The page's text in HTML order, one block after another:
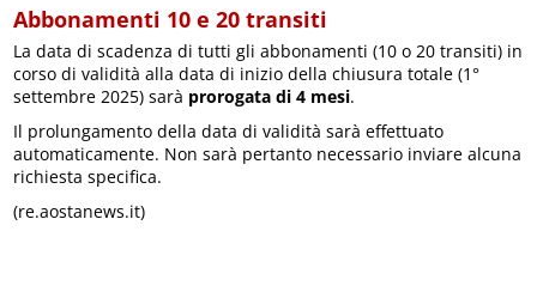
Abbonamenti 10 e 20 transiti
La data di scadenza di tutti gli abbonamenti (10 o 20 transiti) in
corso di validità alla data di inizio della chiusura totale (1°
settembre 2025) sarà prorogata di 4 mesi.
Il prolungamento della data di validità sarà effettuato
automaticamente. Non sarà pertanto necessario inviare alcuna
richiesta specifica.
(re.aostanews.it)